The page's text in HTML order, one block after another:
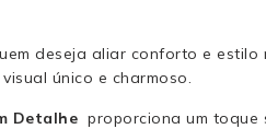
deseja aliar conforto e estilo
único e charmoso.
Detalhe proporciona um toque